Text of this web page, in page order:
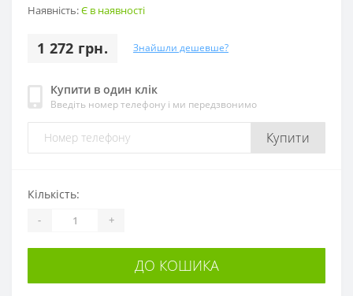
Наявність:Є в наявності
1 272 грн. Знайшли дешевше?
Купити в один клік
Введіть номер телефону і ми передзвонимо
Купити
Кількість:
- +
ДО КОШИКА